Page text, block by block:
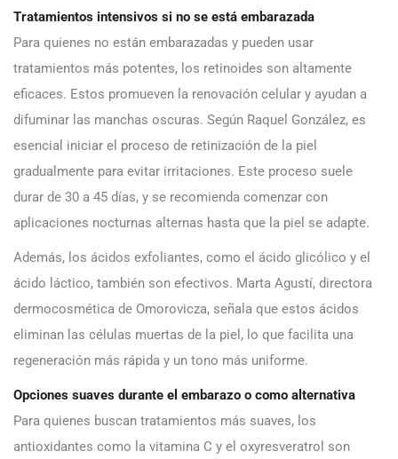
Tratamientos intensivos si no se está embarazada
Para quienes no están embarazadas y pueden usar
tratamientos más potentes, los retinoides son altamente
eficaces. Estos promueven la renovación celular y ayudan a
difuminar las manchas oscuras. Según Raquel González, es
esencial iniciar el proceso de retinización de la piel
gradualmente para evitar irritaciones. Este proceso suele
durar de 30 a 45 días, y se recomienda comenzar con
aplicaciones nocturnas alternas hasta que la piel se adapte.
Además, los ácidos exfoliantes, como el ácido glicólico y el
ácido láctico, también son efectivos. Marta Agustí, directora
dermocosmética de Omorovicza, señala que estos ácidos
eliminan las células muertas de la piel, lo que facilita una
regeneración más rápida y un tono más uniforme.
Opciones suaves durante el embarazo o como alternativa
Para quienes buscan tratamientos más suaves, los
antioxidantes como la vitamina C y el oxyresveratrol son